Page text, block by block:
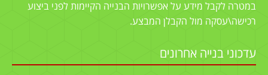
במטרה לקבל מידע על אפשרויות הבנייה הקיימות לפני ביצוע
רכישה\עסקה מול הקבלן המבצע.
עדכוני בנייה אחרונים